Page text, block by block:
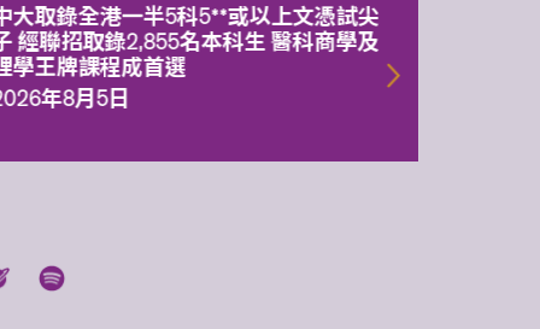
大取錄全港一半5科5**或以上文憑試尖
經聯招取錄2,855名本科生 醫科商學及
學王牌課程成首選
年8月5日